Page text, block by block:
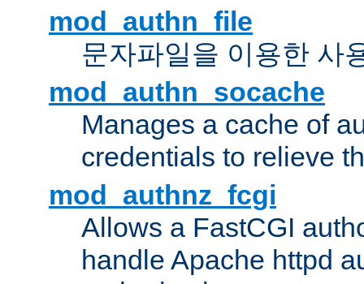
mod_authn_file
문자파일을 이용한 사
mod_authn_socache
Manages a cache of
credentials to relieve
mod_authnz_fcgi
Allows a FastCGI
handle Apache httpd